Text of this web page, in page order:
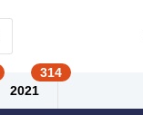
2021